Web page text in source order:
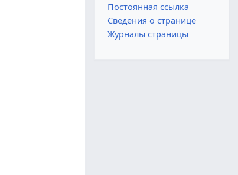
Постоянная ссылка
Сведения о странице
Журналы страницы